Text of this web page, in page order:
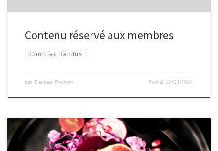
Contenu réservé aux membres
Comptes Rendus
par Damien Pochon Publié 10/03/2024